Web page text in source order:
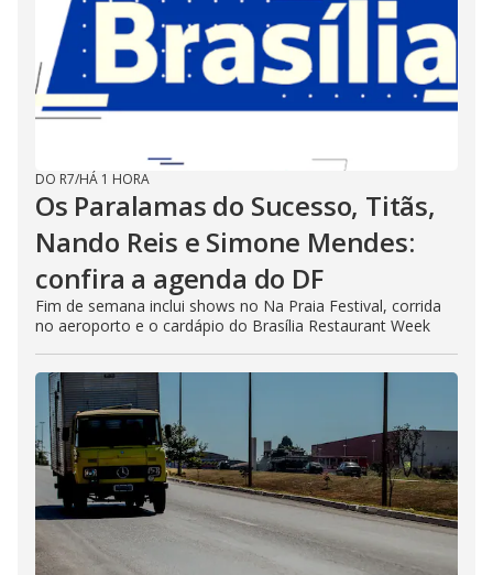
DO R7/HÁ 1 HORA
Os Paralamas do Sucesso, Titãs,
Nando Reis e Simone Mendes:
confira a agenda do DF
Fim de semana inclui shows no Na Praia Festival, corrida
no aeroporto e o cardápio do Brasília Restaurant Week